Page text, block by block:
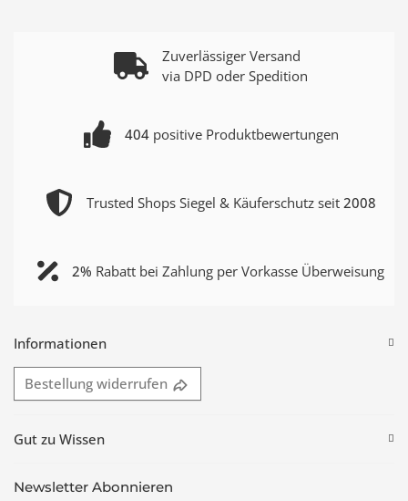
Zuverlässiger Versand
via DPD oder Spedition
404positive Produktbewertungen
Trusted Shops Siegel & Käuferschutz seit 2008
2% Rabatt bei Zahlung per Vorkasse Überweisung
Informationen
Bestellung widerrufen
Gut zu Wissen
Newsletter Abonnieren